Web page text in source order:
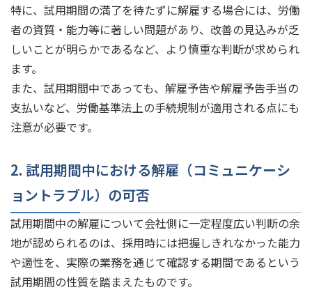
特に、試用期間の満了を待たずに解雇する場合には、労働
者の資質・能力等に著しい問題があり、改善の見込みが乏
しいことが明らかであるなど、より慎重な判断が求められ
ます。
また、試用期間中であっても、解雇予告や解雇予告手当の
支払いなど、労働基準法上の手続規制が適用される点にも
注意が必要です。
2. 試用期間中における解雇（コミュニケーシ
ョントラブル）の可否
試用期間中の解雇について会社側に一定程度広い判断の余
地が認められるのは、採用時には把握しきれなかった能力
や適性を、実際の業務を通じて確認する期間であるという
試用期間の性質を踏まえたものです。